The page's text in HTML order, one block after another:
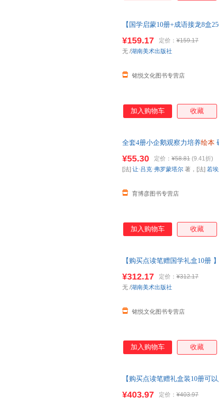
【国学启蒙10册+成语接龙8盒
256张
¥159.17 定价： ¥159.17
铭悦文化图书专营店
无 /湖南美术出版社
加入购物车 收藏
全套4册小企鹅观察力培养绘本
培养绘本
¥55.30 定价： ¥58.81 (9.41折)
育博彦图书专营店
[法] 让·吕克·弗罗蒙塔尔 著，[法] 若
加入购物车 收藏
【购买点读笔赠国学礼盒10册
10册
¥312.17 定价： ¥312.17
铭悦文化图书专营店
无 /湖南美术出版社
加入购物车 收藏
【购买点读笔赠礼盒装10册可
¥403.97 定价： ¥403.97